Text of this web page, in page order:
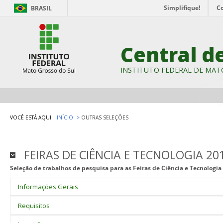
BRASIL Simplifique!
Central
INSTITUTO FEDERAL DE
VOCÊ ESTÁ AQUI: INÍCIO OUTRAS SELEÇÕES
FEIRAS DE CIÊNCIA E TECNOLOGIA
Seleção de trabalhos de pesquisa para as Feiras de Ciência e
Informações Gerais
Processo de inscrição e seleção de trabalhos de pesquisa para as
pelos câmpus do IFMS, durante a Semana de Ciência e Tecnologia
Requisitos